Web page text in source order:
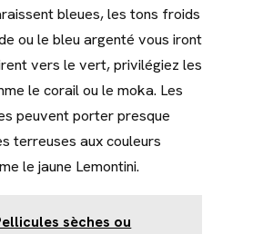
bleues, les tons froids
ou le bleu argenté vous iront
vers le vert, privilégiez les
le corail ou le moka. Les
peuvent porter presque
terreuses aux couleurs
le jaune Lemontini.
sèches ou